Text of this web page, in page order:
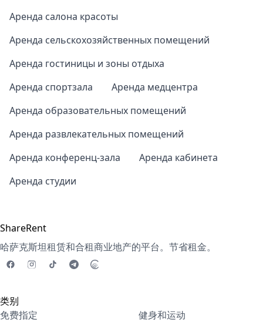
Аренда салона красоты
Аренда сельскохозяйственных помещений
Аренда гостиницы и зоны отдыха
Аренда спортзала
Аренда медцентра
Аренда образовательных помещений
Аренда развлекательных помещений
Аренда конференц-зала
Аренда кабинета
Аренда студии
ShareRent
哈萨克斯坦租赁和合租商业地产的平台。节省租金。
类别
免费指定
健身和运动